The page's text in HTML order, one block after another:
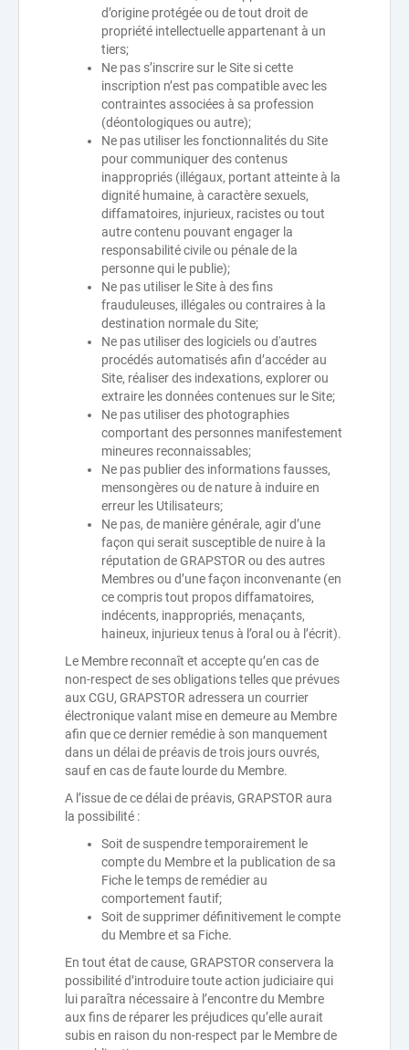
d’origine protégée ou de tout droit de
propriété intellectuelle appartenant à un
tiers;
Ne pas s’inscrire sur le Site si cette
inscription n’est pas compatible avec les
contraintes associées à sa profession
(déontologiques ou autre);
Ne pas utiliser les fonctionnalités du Site
pour communiquer des contenus
inappropriés (illégaux, portant atteinte à la
dignité humaine, à caractère sexuels,
diffamatoires, injurieux, racistes ou tout
autre contenu pouvant engager la
responsabilité civile ou pénale de la
personne qui le publie);
Ne pas utiliser le Site à des fins
frauduleuses, illégales ou contraires à la
destination normale du Site;
Ne pas utiliser des logiciels ou d'autres
procédés automatisés afin d’accéder au
Site, réaliser des indexations, explorer ou
extraire les données contenues sur le Site;
Ne pas utiliser des photographies
comportant des personnes manifestement
mineures reconnaissables;
Ne pas publier des informations fausses,
mensongères ou de nature à induire en
erreur les Utilisateurs;
Ne pas, de manière générale, agir d’une
façon qui serait susceptible de nuire à la
réputation de GRAPSTOR ou des autres
Membres ou d’une façon inconvenante (en
ce compris tout propos diffamatoires,
indécents, inappropriés, menaçants,
haineux, injurieux tenus à l’oral ou à l’écrit).
Le Membre reconnaît et accepte qu’en cas de
non-respect de ses obligations telles que prévues
aux CGU, GRAPSTOR adressera un courrier
électronique valant mise en demeure au Membre
afin que ce dernier remédie à son manquement
dans un délai de préavis de trois jours ouvrés,
sauf en cas de faute lourde du Membre.
A l’issue de ce délai de préavis, GRAPSTOR aura
la possibilité :
Soit de suspendre temporairement le
compte du Membre et la publication de sa
Fiche le temps de remédier au
comportement fautif;
Soit de supprimer définitivement le compte
du Membre et sa Fiche.
En tout état de cause, GRAPSTOR conservera la
possibilité d’introduire toute action judiciaire qui
lui paraîtra nécessaire à l’encontre du Membre
aux fins de réparer les préjudices qu’elle aurait
subis en raison du non-respect par le Membre de